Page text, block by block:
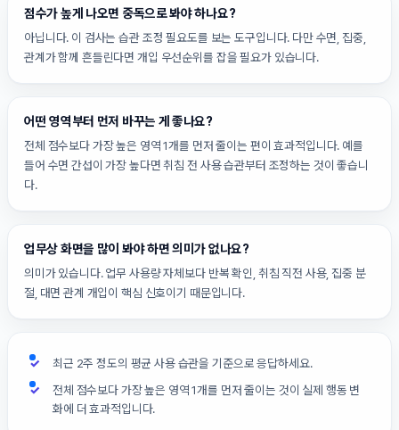
점수가 높게 나오면 중독으로 봐야 하나요?
아닙니다. 이 검사는 습관 조정 필요도를 보는 도구입니다. 다만 수면, 집중,
관계가 함께 흔들린다면 개입 우선순위를 잡을 필요가 있습니다.
어떤 영역부터 먼저 바꾸는 게 좋나요?
전체 점수보다 가장 높은 영역 1개를 먼저 줄이는 편이 효과적입니다. 예를
들어 수면 간섭이 가장 높다면 취침 전 사용 습관부터 조정하는 것이 좋습니
다.
업무상 화면을 많이 봐야 하면 의미가 없나요?
의미가 있습니다. 업무 사용량 자체보다 반복 확인, 취침 직전 사용, 집중 분
절, 대면 관계 개입이 핵심 신호이기 때문입니다.
최근 2주 정도의 평균 사용 습관을 기준으로 응답하세요.
전체 점수보다 가장 높은 영역 1개를 먼저 줄이는 것이 실제 행동 변
화에 더 효과적입니다.